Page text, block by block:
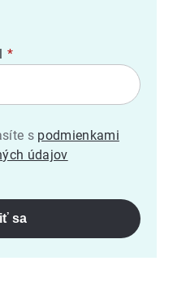
s podmienkami
údajov
sa